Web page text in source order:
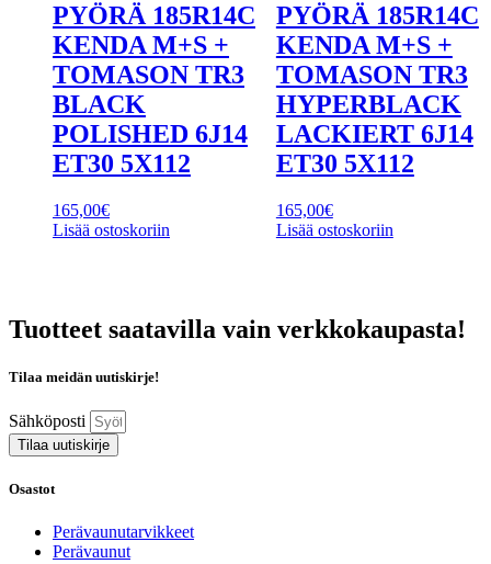
PYÖRÄ 185R14C
KENDA M+S +
TOMASON TR3
BLACK
POLISHED 6J14
ET30 5X112
165,00€
Lisää ostoskoriin
PYÖRÄ 185R14C
KENDA M+S +
TOMASON TR3
HYPERBLACK
LACKIERT 6J14
ET30 5X112
165,00€
Lisää ostoskoriin
Tuotteet saatavilla vain verkkokaupasta!
Tilaa meidän uutiskirje!
Sähköposti
Tilaa uutiskirje
Osastot
Perävaunutarvikkeet
Perävaunut